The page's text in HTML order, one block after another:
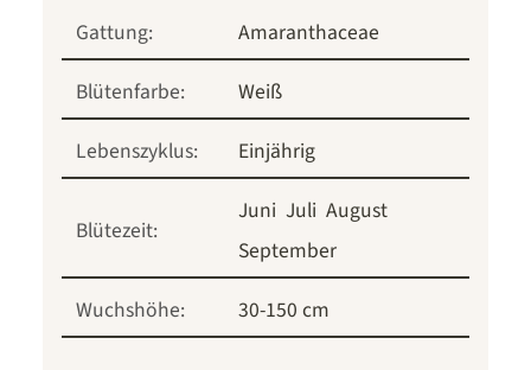
Gattung:
Amaranthaceae
Blütenfarbe:
Weiß
Lebenszyklus:
Einjährig
Blütezeit:
Juni Juli August
September
Wuchshöhe:
30-150 cm